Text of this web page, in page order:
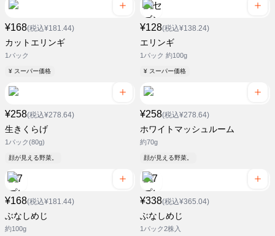
¥168(税込¥181.44)
カットエリンギ
1パック
¥ スーパー価格
¥128(税込¥138.24)
エリンギ
1パック 約100g
¥ スーパー価格
¥258(税込¥278.64)
生きくらげ
1パック(80g)
顔が見える野菜。
¥258(税込¥278.64)
ホワイトマッシュルーム
約70g
顔が見える野菜。
¥168(税込¥181.44)
ぶなしめじ
約100g
¥338(税込¥365.04)
ぶなしめじ
1パック2株入